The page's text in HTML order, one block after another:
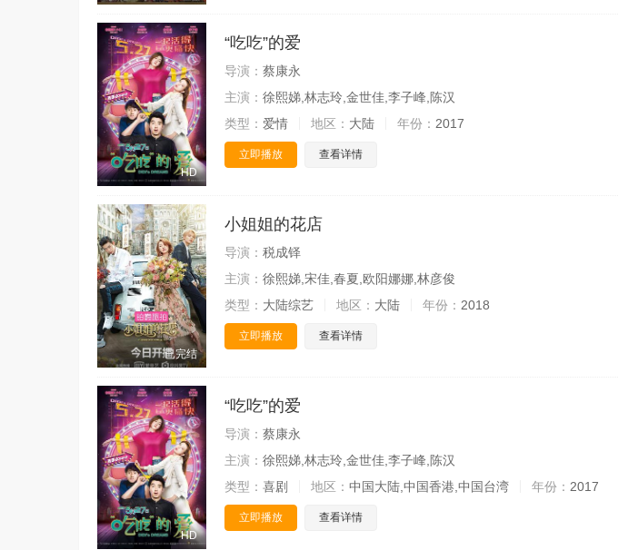
HD
“吃吃”的爱
导演： 蔡康永
主演： 徐熙娣,林志玲,金世佳,李子峰,陈汉
类型： 爱情 地区： 大陆 年份： 2017
立即播放 查看详情
已完结
小姐姐的花店
导演： 税成铎
主演： 徐熙娣,宋佳,春夏,欧阳娜娜,林彦俊
类型： 大陆综艺 地区： 大陆 年份： 2018
立即播放 查看详情
HD
“吃吃”的爱
导演： 蔡康永
主演： 徐熙娣,林志玲,金世佳,李子峰,陈汉
类型： 喜剧 地区： 中国大陆,中国香港,中国台湾 年份： 2017
立即播放 查看详情